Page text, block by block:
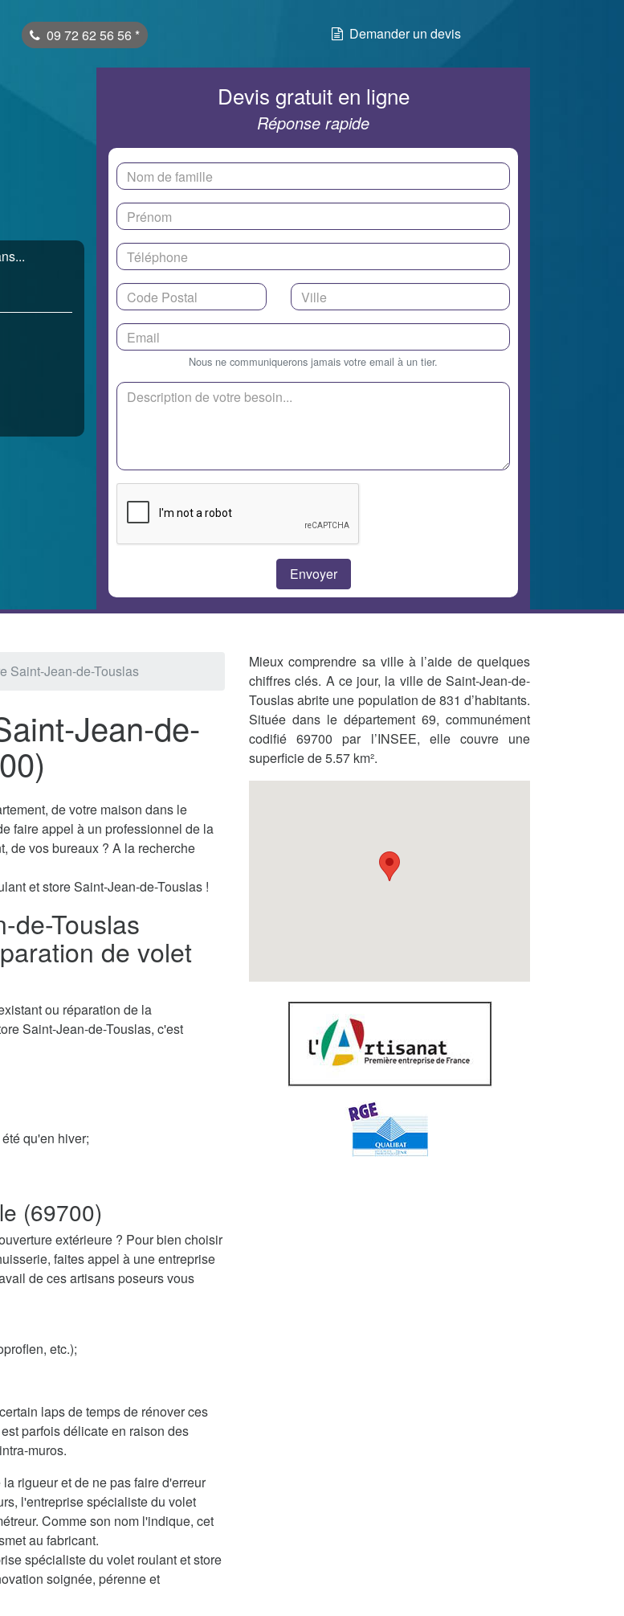
09 72 62 56 56 * Demander un devis
Devis gratuit en ligne
Réponse rapide
Nous ne communiquerons jamais votre email à un tier.
Saint-Jean-de-Touslas
Jean-de-
de votre maison dans le
faire appel à un professionnel de la
de vos bureaux ? A la recherche
et store Saint-Jean-de-Touslas !
de-Touslas
de volet
ou réparation de la
Saint-Jean-de-Touslas, c'est
qu'en hiver;
(69700)
extérieure ? Pour bien choisir
faites appel à une entreprise
de ces artisans poseurs vous
etc.);
laps de temps de rénover ces
parfois délicate en raison des
muros.
rigueur et de ne pas faire d'erreur
l'entreprise spécialiste du volet
Comme son nom l'indique, cet
au fabricant.
spécialiste du volet roulant et store
soignée, pérenne et
Mieux comprendre sa ville à l’aide de quelques
chiffres clés. A ce jour, la ville de Saint-Jean-de-
Touslas abrite une population de 831 d’habitants.
Située dans le département 69, communément
codifié 69700 par l’INSEE, elle couvre une
superficie de 5.57 km².